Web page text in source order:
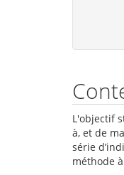
L'objectif
à, et de
série
méthode